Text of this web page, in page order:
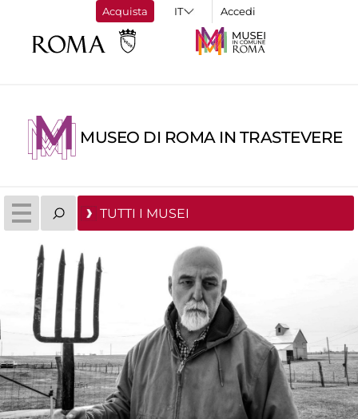
Acquista Accedi
MUSEO DI ROMA IN TRASTEVERE
TUTTI I MUSEI